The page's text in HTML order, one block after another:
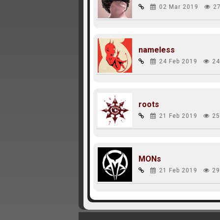
02 Mar 2019
nameless
24 Feb 2019
roots
21 Feb 2019
MONs
21 Feb 2019